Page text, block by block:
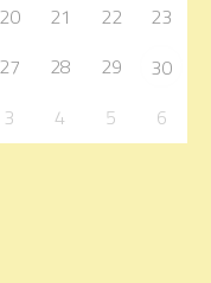
20 21 22
23
27 28 29
30
3 4 5 6